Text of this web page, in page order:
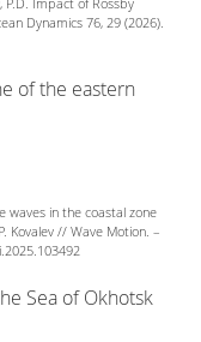
Dynamics 76, 29 (2026).
of the eastern
waves in the coastal zone
Kovalev // Wave Motion. –
Sea of Okhotsk